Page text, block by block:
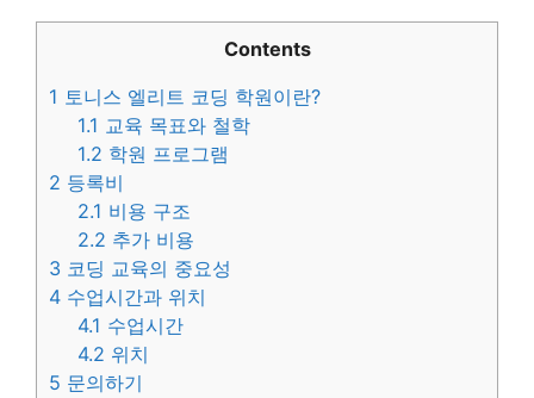
Contents
1 토니스 엘리트 코딩 학원이란?
1.1 교육 목표와 철학
1.2 학원 프로그램
2 등록비
2.1 비용 구조
2.2 추가 비용
3 코딩 교육의 중요성
4 수업시간과 위치
4.1 수업시간
4.2 위치
5 문의하기